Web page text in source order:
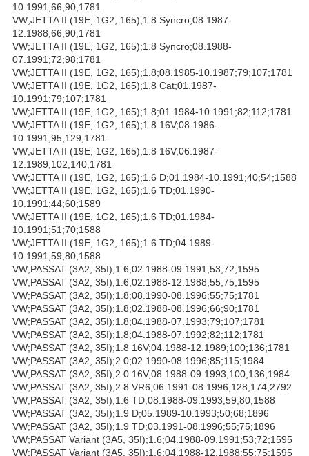
10.1991;66;90;1781
VW;JETTA II (19E, 1G2, 165);1.8 Syncro;08.1987-
12.1988;66;90;1781
VW;JETTA II (19E, 1G2, 165);1.8 Syncro;08.1988-
07.1991;72;98;1781
VW;JETTA II (19E, 1G2, 165);1.8;08.1985-10.1987;79;107;1781
VW;JETTA II (19E, 1G2, 165);1.8 Cat;01.1987-
10.1991;79;107;1781
VW;JETTA II (19E, 1G2, 165);1.8;01.1984-10.1991;82;112;1781
VW;JETTA II (19E, 1G2, 165);1.8 16V;08.1986-
10.1991;95;129;1781
VW;JETTA II (19E, 1G2, 165);1.8 16V;06.1987-
12.1989;102;140;1781
VW;JETTA II (19E, 1G2, 165);1.6 D;01.1984-10.1991;40;54;1588
VW;JETTA II (19E, 1G2, 165);1.6 TD;01.1990-
10.1991;44;60;1589
VW;JETTA II (19E, 1G2, 165);1.6 TD;01.1984-
10.1991;51;70;1588
VW;JETTA II (19E, 1G2, 165);1.6 TD;04.1989-
10.1991;59;80;1588
VW;PASSAT (3A2, 35I);1.6;02.1988-09.1991;53;72;1595
VW;PASSAT (3A2, 35I);1.6;02.1988-12.1988;55;75;1595
VW;PASSAT (3A2, 35I);1.8;08.1990-08.1996;55;75;1781
VW;PASSAT (3A2, 35I);1.8;02.1988-08.1996;66;90;1781
VW;PASSAT (3A2, 35I);1.8;04.1988-07.1993;79;107;1781
VW;PASSAT (3A2, 35I);1.8;04.1988-07.1992;82;112;1781
VW;PASSAT (3A2, 35I);1.8 16V;04.1988-12.1989;100;136;1781
VW;PASSAT (3A2, 35I);2.0;02.1990-08.1996;85;115;1984
VW;PASSAT (3A2, 35I);2.0 16V;08.1988-09.1993;100;136;1984
VW;PASSAT (3A2, 35I);2.8 VR6;06.1991-08.1996;128;174;2792
VW;PASSAT (3A2, 35I);1.6 TD;08.1988-09.1993;59;80;1588
VW;PASSAT (3A2, 35I);1.9 D;05.1989-10.1993;50;68;1896
VW;PASSAT (3A2, 35I);1.9 TD;03.1991-08.1996;55;75;1896
VW;PASSAT Variant (3A5, 35I);1.6;04.1988-09.1991;53;72;1595
VW;PASSAT Variant (3A5, 35I);1.6;04.1988-12.1988;55;75;1595